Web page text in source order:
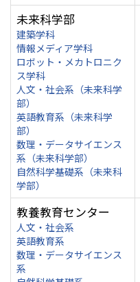
未来科学部
建築学科
情報メディア学科
ロボット・メカトロニク
ス学科
人文・社会系（未来科学
部）
英語教育系（未来科学
部）
数理・データサイエンス
系（未来科学部）
自然科学基礎系（未来科
学部）
教養教育センター
人文・社会系
英語教育系
数理・データサイエンス
系